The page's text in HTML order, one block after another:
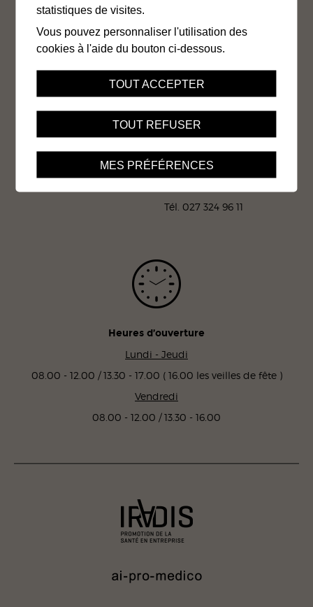
Mentions légales
Protection des données Plan du site
Office cantonal AI du Valais
Case postale
Tél. 027 324 96 11
Heures d’ouverture
Lundi - Jeudi
08.00 - 12.00 / 13.30 - 17.00 ( 16.00 les veilles de fête )
Vendredi
08.00 - 12.00 / 13.30 - 16.00
statistiques de visites.
Vous pouvez personnaliser l'utilisation des
cookies à l'aide du bouton ci-dessous.
TOUT ACCEPTER
TOUT REFUSER
MES PRÉFÉRENCES